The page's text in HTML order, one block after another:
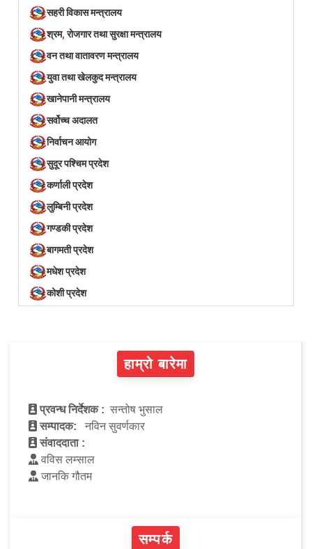
सहरी विकास मन्त्रालय
श्रम, रोजगार तथा सुरक्षा मन्त्रालय
वन तथा वातावरण मन्त्रालय
युवा तथा खेलकुद मन्त्रालय
खानेपानी मन्त्रालय
सर्वोच्च अदालत
निर्वाचन आयोग
सुदूर पश्चिम प्रदेश
कर्णाली प्रदेश
लुम्बिनी प्रदेश
गण्डकी प्रदेश
बागमती प्रदेश
मधेश प्रदेश
कोशी प्रदेश
हाम्रो बारेमा
प्रवन्ध निर्देशक : सन्तोष भुसाल
सम्पादक:
नविन सुवर्णकार
संवाददाता :
वविस लम्साल
जानकि गौतम
सम्पर्क